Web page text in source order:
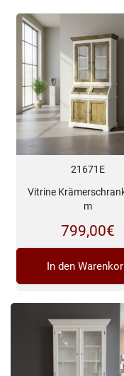
21671E
Vitrine
m
799,00€
In den